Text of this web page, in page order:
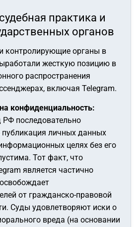
практика и
органов
контролирующие органы в
жесткую позицию в
распространения
включая Telegram.
конфиденциальность:
последовательно
публикация личных данных
целях без его
Тот факт, что
является частично
от гражданско-правовой
Суды удовлетворяют иски о
вреда (на основании